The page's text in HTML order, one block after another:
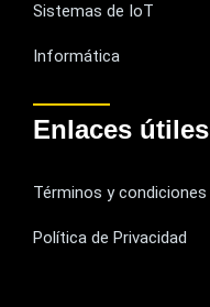
Sistemas de IoT
Informática
Enlaces útiles
Términos y condiciones
Política de Privacidad